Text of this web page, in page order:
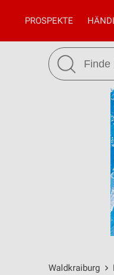
PROSPEKTE
Waldkraiburg